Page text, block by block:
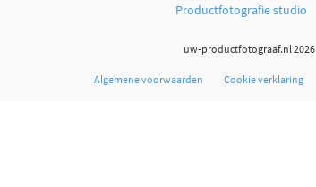
Productfotografie studio
uw-productfotograaf.nl 2026
Algemene voorwaarden Cookie verklaring